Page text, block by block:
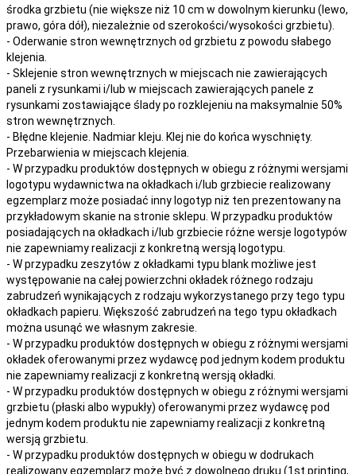
środka grzbietu (nie większe niż 10 cm w dowolnym kierunku (lewo,
prawo, góra dół), niezależnie od szerokości/wysokości grzbietu).
- Oderwanie stron wewnętrznych od grzbietu z powodu słabego
klejenia.
- Sklejenie stron wewnętrznych w miejscach nie zawierających
paneli z rysunkami i/lub w miejscach zawierających panele z
rysunkami zostawiające ślady po rozklejeniu na maksymalnie 50%
stron wewnętrznych.
- Błędne klejenie. Nadmiar kleju. Klej nie do końca wyschnięty.
Przebarwienia w miejscach klejenia.
- W przypadku produktów dostępnych w obiegu z różnymi wersjami
logotypu wydawnictwa na okładkach i/lub grzbiecie realizowany
egzemplarz może posiadać inny logotyp niż ten prezentowany na
przykładowym skanie na stronie sklepu. W przypadku produktów
posiadających na okładkach i/lub grzbiecie różne wersje logotypów
nie zapewniamy realizacji z konkretną wersją logotypu.
- W przypadku zeszytów z okładkami typu blank możliwe jest
występowanie na całej powierzchni okładek różnego rodzaju
zabrudzeń wynikających z rodzaju wykorzystanego przy tego typu
okładkach papieru. Większość zabrudzeń na tego typu okładkach
można usunąć we własnym zakresie.
- W przypadku produktów dostępnych w obiegu z różnymi wersjami
okładek oferowanymi przez wydawcę pod jednym kodem produktu
nie zapewniamy realizacji z konkretną wersją okładki.
- W przypadku produktów dostępnych w obiegu z różnymi wersjami
grzbietu (płaski albo wypukły) oferowanymi przez wydawcę pod
jednym kodem produktu nie zapewniamy realizacji z konkretną
wersją grzbietu.
- W przypadku produktów dostępnych w obiegu w dodrukach
realizowany egzemplarz może być z dowolnego druku (1st printing,